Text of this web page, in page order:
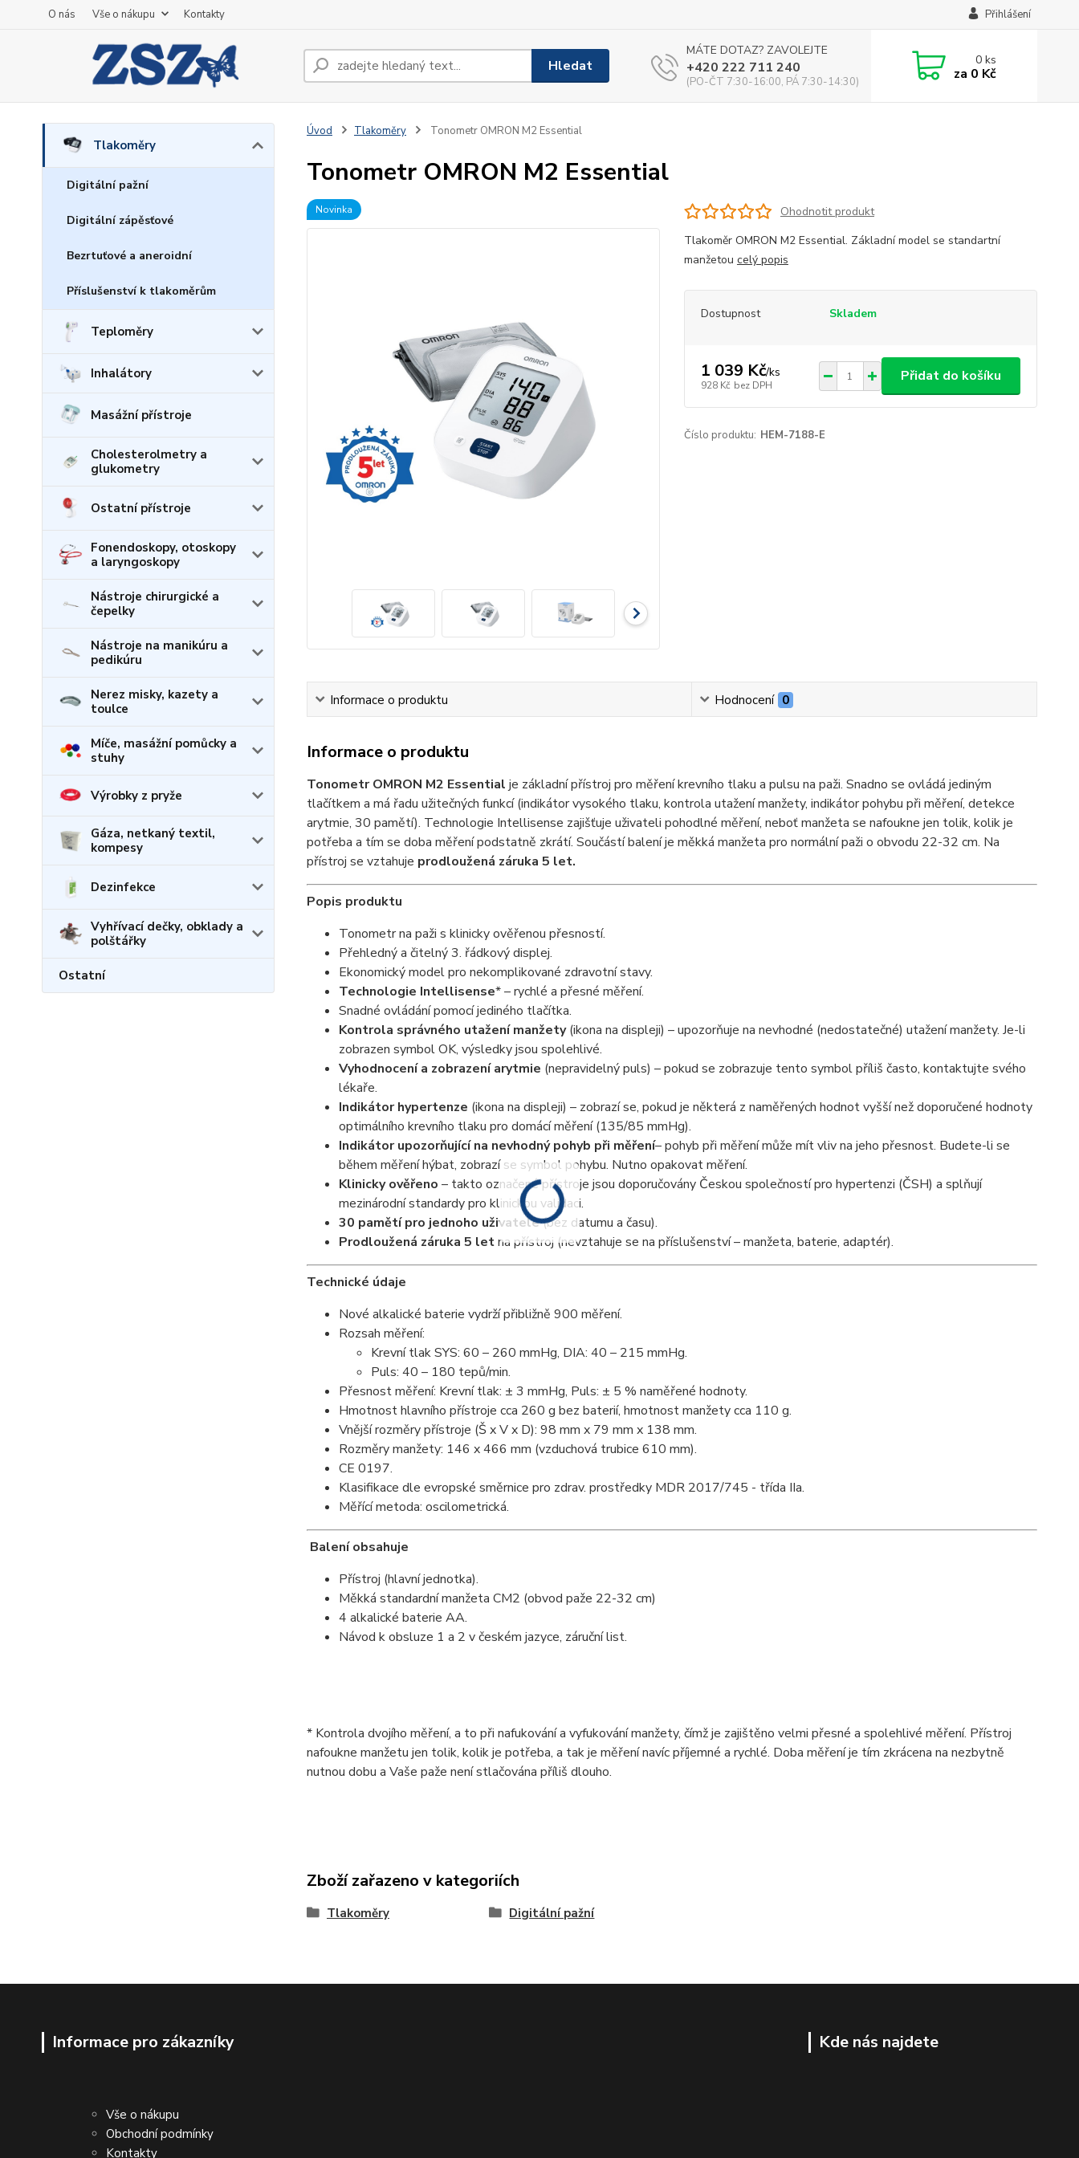
O nás Vše o nákupu Kontakty Přihlášení
Hledat
MÁTE DOTAZ? ZAVOLEJTE
+420 222 711 240
(PO-ČT 7:30-16:00, PÁ 7:30-14:30)
0ks
za 0 Kč
Tlakoměry
Digitální pažní
Digitální zápěsťové
Bezrtuťové a aneroidní
Příslušenství k tlakoměrům
Teploměry
Inhalátory
Masážní přístroje
Cholesterolmetry a
glukometry
Ostatní přístroje
Fonendoskopy, otoskopy
a laryngoskopy
Nástroje chirurgické a
čepelky
Nástroje na manikúru a
pedikúru
Nerez misky, kazety a
toulce
Míče, masážní pomůcky a
stuhy
Výrobky z pryže
Gáza, netkaný textil,
kompesy
Dezinfekce
Vyhřívací dečky, obklady a
polštářky
Ostatní
Úvod Tlakoměry Tonometr OMRON M2 Essential
Tonometr OMRON M2 Essential
Novinka
Ohodnotit produkt
Tlakoměr OMRON M2 Essential. Základní model se standartní
manžetou celý popis
Dostupnost Skladem
1 039 Kč/ks
928 Kč bez DPH
Přidat do košíku
Číslo produktu: HEM-7188-E
Informace o produktu Hodnocení 0
Informace o produktu
Tonometr OMRON M2 Essential je základní přístroj pro měření krevního tlaku a pulsu na paži. Snadno se ovládá jediným
tlačítkem a má řadu užitečných funkcí (indikátor vysokého tlaku, kontrola utažení manžety, indikátor pohybu při měření, detekce
arytmie, 30 pamětí). Technologie Intellisense zajišťuje uživateli pohodlné měření, neboť manžeta se nafoukne jen tolik, kolik je
potřeba a tím se doba měření podstatně zkrátí. Součástí balení je měkká manžeta pro normální paži o obvodu 22-32 cm. Na
přístroj se vztahuje prodloužená záruka 5 let.
Popis produktu
Tonometr na paži s klinicky ověřenou přesností.
Přehledný a čitelný 3. řádkový displej.
Ekonomický model pro nekomplikované zdravotní stavy.
Technologie Intellisense* – rychlé a přesné měření.
Snadné ovládání pomocí jediného tlačítka.
Kontrola správného utažení manžety(ikona na displeji) – upozorňuje na nevhodné (nedostatečné) utažení manžety. Je-li
zobrazen symbol OK, výsledky jsou spolehlivé.
Vyhodnocení a zobrazení arytmie (nepravidelný puls) – pokud se zobrazuje tento symbol příliš často, kontaktujte svého
lékaře.
Indikátor hypertenze (ikona na displeji) – zobrazí se, pokud je některá z naměřených hodnot vyšší než doporučené hodnoty
optimálního krevního tlaku pro domácí měření (135/85 mmHg).
Indikátor upozorňující na nevhodný pohyb při měření– pohyb při měření může mít vliv na jeho přesnost. Budete-li se
během měření hýbat, zobrazí se symbol pohybu. Nutno opakovat měření.
Klinicky ověřeno – takto označené přístroje jsou doporučovány Českou společností pro hypertenzi (ČSH) a splňují
mezinárodní standardy pro klinickou validaci.
30 pamětí pro jednoho uživatele(bez datumu a času).
Prodloužená záruka 5 letna přístroj (nevztahuje se na příslušenství – manžeta, baterie, adaptér).
Technické údaje
Nové alkalické baterie vydrží přibližně 900 měření.
Rozsah měření:
Krevní tlak SYS: 60 – 260 mmHg, DIA: 40 – 215 mmHg.
Puls: 40 – 180 tepů/min.
Přesnost měření: Krevní tlak: ± 3 mmHg, Puls: ± 5 % naměřené hodnoty.
Hmotnost hlavního přístroje cca 260 g bez baterií, hmotnost manžety cca 110 g.
Vnější rozměry přístroje (Š x V x D): 98 mm x 79 mm x 138 mm.
Rozměry manžety: 146 x 466 mm (vzduchová trubice 610 mm).
CE 0197.
Klasifikace dle evropské směrnice pro zdrav. prostředky MDR 2017/745 - třída IIa.
Měřící metoda: oscilometrická.
Balení obsahuje
Přístroj (hlavní jednotka).
Měkká standardní manžeta CM2 (obvod paže 22-32 cm)
4 alkalické baterie AA.
Návod k obsluze 1 a 2 v českém jazyce, záruční list.
* Kontrola dvojího měření, a to při nafukování a vyfukování manžety, čímž je zajištěno velmi přesné a spolehlivé měření. Přístroj
nafoukne manžetu jen tolik, kolik je potřeba, a tak je měření navíc příjemné a rychlé. Doba měření je tím zkrácena na nezbytně
nutnou dobu a Vaše paže není stlačována příliš dlouho.
Zboží zařazeno v kategoriích
Tlakoměry Digitální pažní
Informace pro zákazníky
Vše o nákupu
Obchodní podmínky
Kontakty
Kde nás najdete